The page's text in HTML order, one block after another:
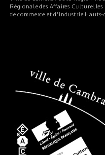
Régionale des Affaires
de commerce et d'industrie Hauts-